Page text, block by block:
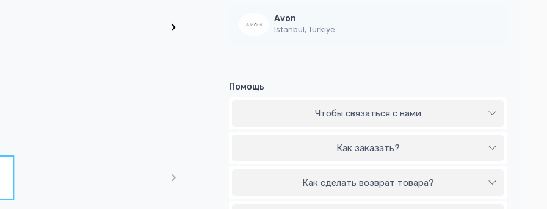
Avon
Istanbul, Türkiýe
Помощь
Чтобы связаться с нами
Как заказать?
Как сделать возврат товара?